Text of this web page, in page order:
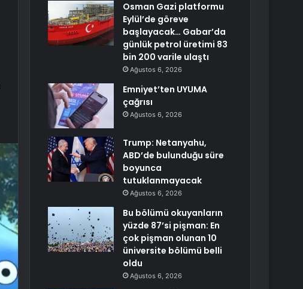
Osman Gazi platformu
Eylül’de göreve
başlayacak… Gabar’da
günlük petrol üretimi 83
bin 200 varile ulaştı
Ağustos 6, 2026
Emniyet’ten UYUMA
çağrısı
Ağustos 6, 2026
Trump: Netanyahu,
ABD’de bulunduğu süre
boyunca
tutuklanmayacak
Ağustos 6, 2026
Bu bölümü okuyanların
yüzde 87’si pişman: En
çok pişman olunan 10
üniversite bölümü belli
oldu
Ağustos 6, 2026